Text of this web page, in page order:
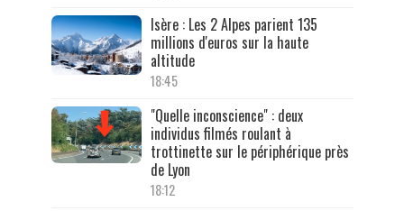
Isère : Les 2 Alpes parient 135
millions d'euros sur la haute
altitude
18:45
"Quelle inconscience" : deux
individus filmés roulant à
trottinette sur le périphérique près
de Lyon
18:12